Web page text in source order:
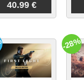
40.99 €
-28%